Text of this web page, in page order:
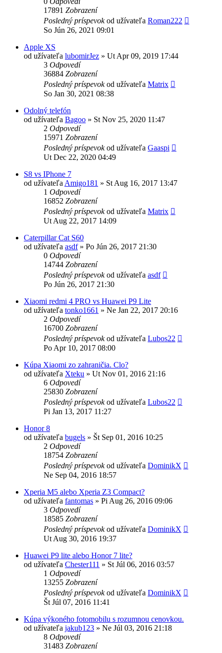
17891 Zobrazení
Posledný príspevokod užívateľa Roman222
So Jún 26, 2021 09:01
Apple XS
od užívateľa lubomirJez » Ut Apr 09, 2019 17:44
3 Odpovedí
36884 Zobrazení
Posledný príspevokod užívateľa Matrix
So Jan 30, 2021 08:38
Odolný telefón
od užívateľa Bagoo » St Nov 25, 2020 11:47
2 Odpovedí
15971 Zobrazení
Posledný príspevokod užívateľa Gaaspi
Ut Dec 22, 2020 04:49
S8 vs IPhone 7
od užívateľa Amigo181 » St Aug 16, 2017 13:47
1 Odpovedí
16852 Zobrazení
Posledný príspevokod užívateľa Matrix
Ut Aug 22, 2017 14:09
Caterpillar Cat S60
od užívateľa asdf» Po Jún 26, 2017 21:30
0 Odpovedí
14744 Zobrazení
Posledný príspevokod užívateľa asdf
Po Jún 26, 2017 21:30
Xiaomi redmi 4 PRO vs Huawei P9 Lite
od užívateľa tonko1661 » Ne Jan 22, 2017 20:16
2 Odpovedí
16700 Zobrazení
Posledný príspevokod užívateľa Lubos22
Po Apr 10, 2017 08:00
Kúpa Xiaomi zo zahraničia. Clo?
od užívateľa Xteku » Ut Nov 01, 2016 21:16
6 Odpovedí
25830 Zobrazení
Posledný príspevokod užívateľa Lubos22
Pi Jan 13, 2017 11:27
Honor 8
od užívateľa bugels » Št Sep 01, 2016 10:25
2 Odpovedí
18754 Zobrazení
Posledný príspevokod užívateľa DominikX
Ne Sep 04, 2016 18:57
Xperia M5 alebo Xperia Z3 Compact?
od užívateľa fantomas » Pi Aug 26, 2016 09:06
3 Odpovedí
18585 Zobrazení
Posledný príspevokod užívateľa DominikX
Ut Aug 30, 2016 19:37
Huawei P9 lite alebo Honor 7 lite?
od užívateľa Chester111 » St Júl 06, 2016 03:57
1 Odpovedí
13255 Zobrazení
Posledný príspevokod užívateľa DominikX
Št Júl 07, 2016 11:41
Kúpa výkoného fotomobilu s rozumnou cenovkou.
od užívateľa jakub123 » Ne Júl 03, 2016 21:18
8 Odpovedí
31483 Zobrazení